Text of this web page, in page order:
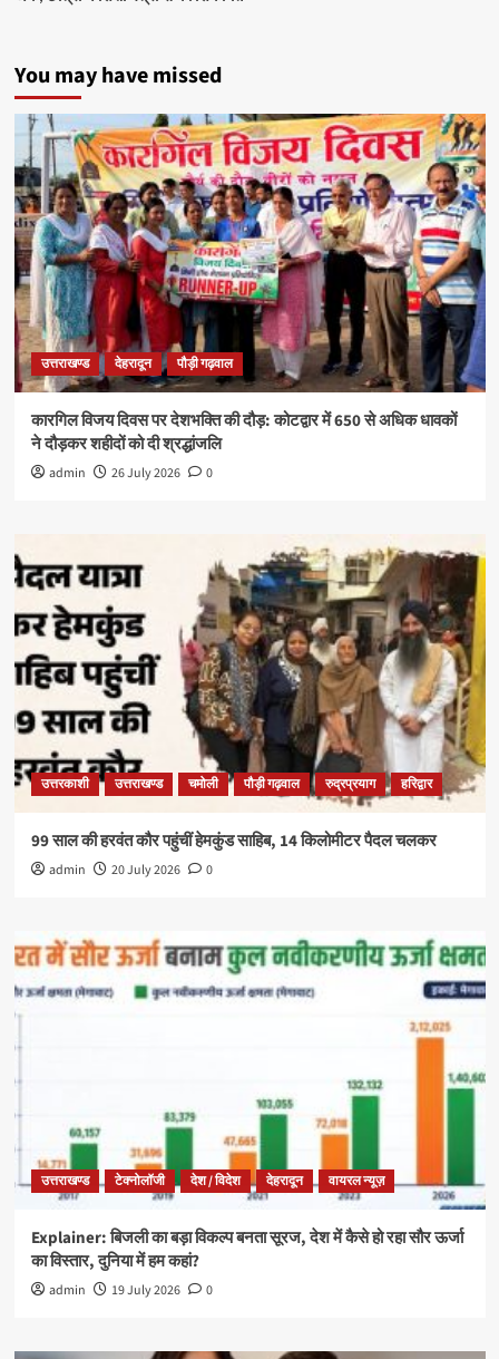
You may have missed
उत्तराखण्ड देहरादून पौड़ी गढ़वाल
कारगिल विजय दिवस पर देशभक्ति की दौड़: कोटद्वार में 650 से अधिक धावकों
ने दौड़कर शहीदों को दी श्रद्धांजलि
admin 26 July 2026 0
उत्तरकाशी उत्तराखण्ड चमोली पौड़ी गढ़वाल रुद्रप्रयाग हरिद्वार
99 साल की हरवंत कौर पहुंचीं हेमकुंड साहिब, 14 किलोमीटर पैदल चलकर
admin 20 July 2026 0
उत्तराखण्ड टेक्नोलॉजी देश / विदेश देहरादून वायरल न्यूज़
Explainer: बिजली का बड़ा विकल्प बनता सूरज, देश में कैसे हो रहा सौर ऊर्जा
का विस्तार, दुनिया में हम कहां?
admin 19 July 2026 0